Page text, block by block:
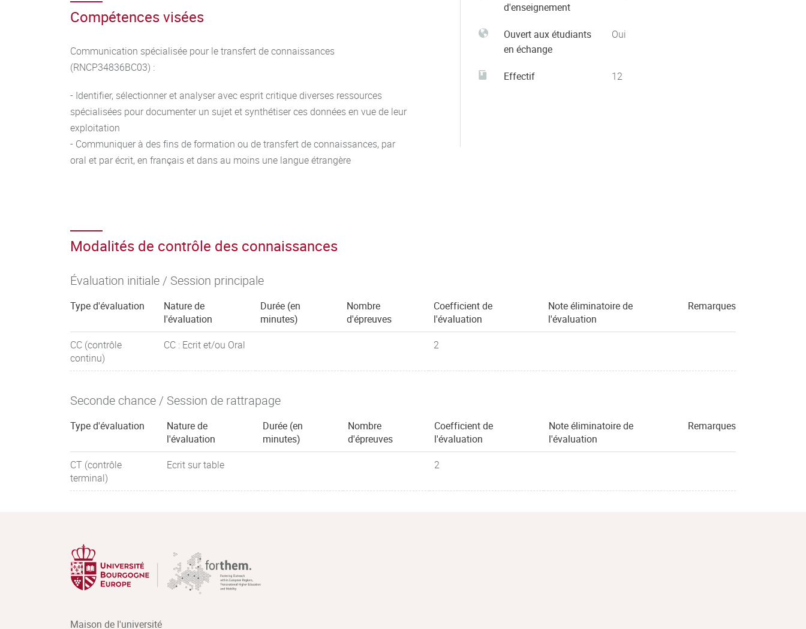
Compétences visées
Communication spécialisée pour le transfert de connaissances
(RNCP34836BC03) :
- Identifier, sélectionner et analyser avec esprit critique diverses ressources
spécialisées pour documenter un sujet et synthétiser ces données en vue de leur
exploitation
- Communiquer à des fins de formation ou de transfert de connaissances, par
oral et par écrit, en français et dans au moins une langue étrangère
d'enseignement
Ouvert aux étudiants
en échange
Oui
Effectif 12
Modalités de contrôle des connaissances
Évaluation initiale / Session principale
Type d'évaluation
Nature de
l'évaluation
Durée (en
minutes)
Nombre
d'épreuves
Coefficient de
l'évaluation
Note éliminatoire de
l'évaluation
Remarques
CC (contrôle
continu)
CC : Ecrit et/ou Oral 2
Seconde chance / Session de rattrapage
Type d'évaluation
Nature de
l'évaluation
Durée (en
minutes)
Nombre
d'épreuves
Coefficient de
l'évaluation
Note éliminatoire de
l'évaluation
Remarques
CT (contrôle
terminal)
Ecrit sur table 2
Maison de l'université